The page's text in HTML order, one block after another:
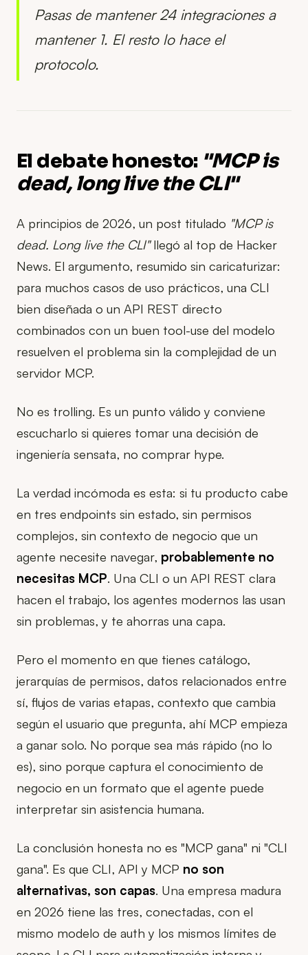
Pasas de mantener 24 integraciones a
mantener 1. El resto lo hace el
protocolo.
El debate honesto: "MCP is
dead, long live the CLI"
A principios de 2026, un post titulado "MCP is
dead. Long live the CLI"llegó al top de Hacker
News. El argumento, resumido sin caricaturizar:
para muchos casos de uso prácticos, una CLI
bien diseñada o un API REST directo
combinados con un buen tool-use del modelo
resuelven el problema sin la complejidad de un
servidor MCP.
No es trolling. Es un punto válido y conviene
escucharlo si quieres tomar una decisión de
ingeniería sensata, no comprar hype.
La verdad incómoda es esta: si tu producto cabe
en tres endpoints sin estado, sin permisos
complejos, sin contexto de negocio que un
agente necesite navegar, probablemente no
necesitas MCP. Una CLI o un API REST clara
hacen el trabajo, los agentes modernos las usan
sin problemas, y te ahorras una capa.
Pero el momento en que tienes catálogo,
jerarquías de permisos, datos relacionados entre
sí, flujos de varias etapas, contexto que cambia
según el usuario que pregunta, ahí MCP empieza
a ganar solo. No porque sea más rápido (no lo
es), sino porque captura el conocimiento de
negocio en un formato que el agente puede
interpretar sin asistencia humana.
La conclusión honesta no es "MCP gana" ni "CLI
gana". Es que CLI, API y MCP no son
alternativas, son capas. Una empresa madura
en 2026 tiene las tres, conectadas, con el
mismo modelo de auth y los mismos límites de